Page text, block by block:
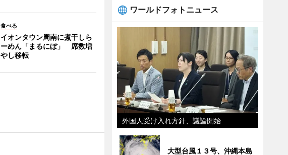
食べる
イオンタウン周南に煮干しら
ーめん「まるにぼ」 席数増
やし移転
ワールドフォトニュース
外国人受け入れ方針、議論開始
大型台風１３号、沖縄本島